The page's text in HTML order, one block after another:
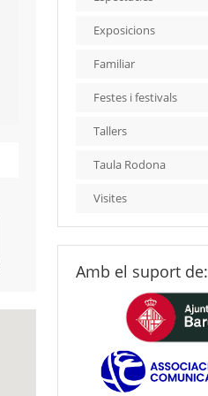
Exposicions
Familiar
Festes i festivals
Tallers
Taula Rodona
Visites
Amb el suport de: